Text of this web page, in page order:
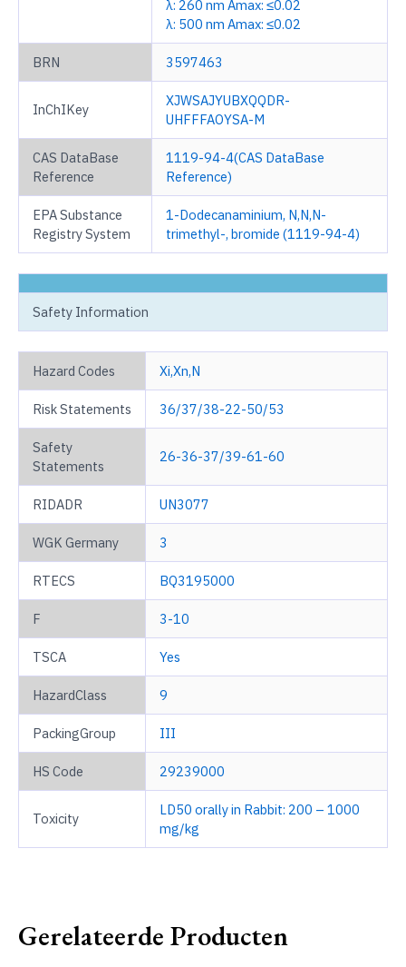
λ: 260 nm Amax: ≤0.02
λ: 500 nm Amax: ≤0.02
BRN 3597463
InChIKey
XJWSAJYUBXQQDR-
UHFFFAOYSA-M
CAS DataBase
Reference
1119-94-4(CAS DataBase
Reference)
EPA Substance
Registry System
1-Dodecanaminium, N,N,N-
trimethyl-, bromide (1119-94-4)
Safety Information
Hazard Codes Xi,Xn,N
Risk Statements 36/37/38-22-50/53
Safety
Statements
26-36-37/39-61-60
RIDADR UN3077
WGK Germany 3
RTECS BQ3195000
F 3-10
TSCA Yes
HazardClass 9
PackingGroup III
HS Code 29239000
Toxicity
LD50 orally in Rabbit: 200 – 1000
mg/kg
Gerelateerde Producten